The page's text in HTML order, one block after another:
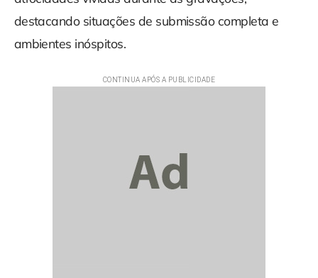
destacando situações de submissão completa e
ambientes inóspitos.